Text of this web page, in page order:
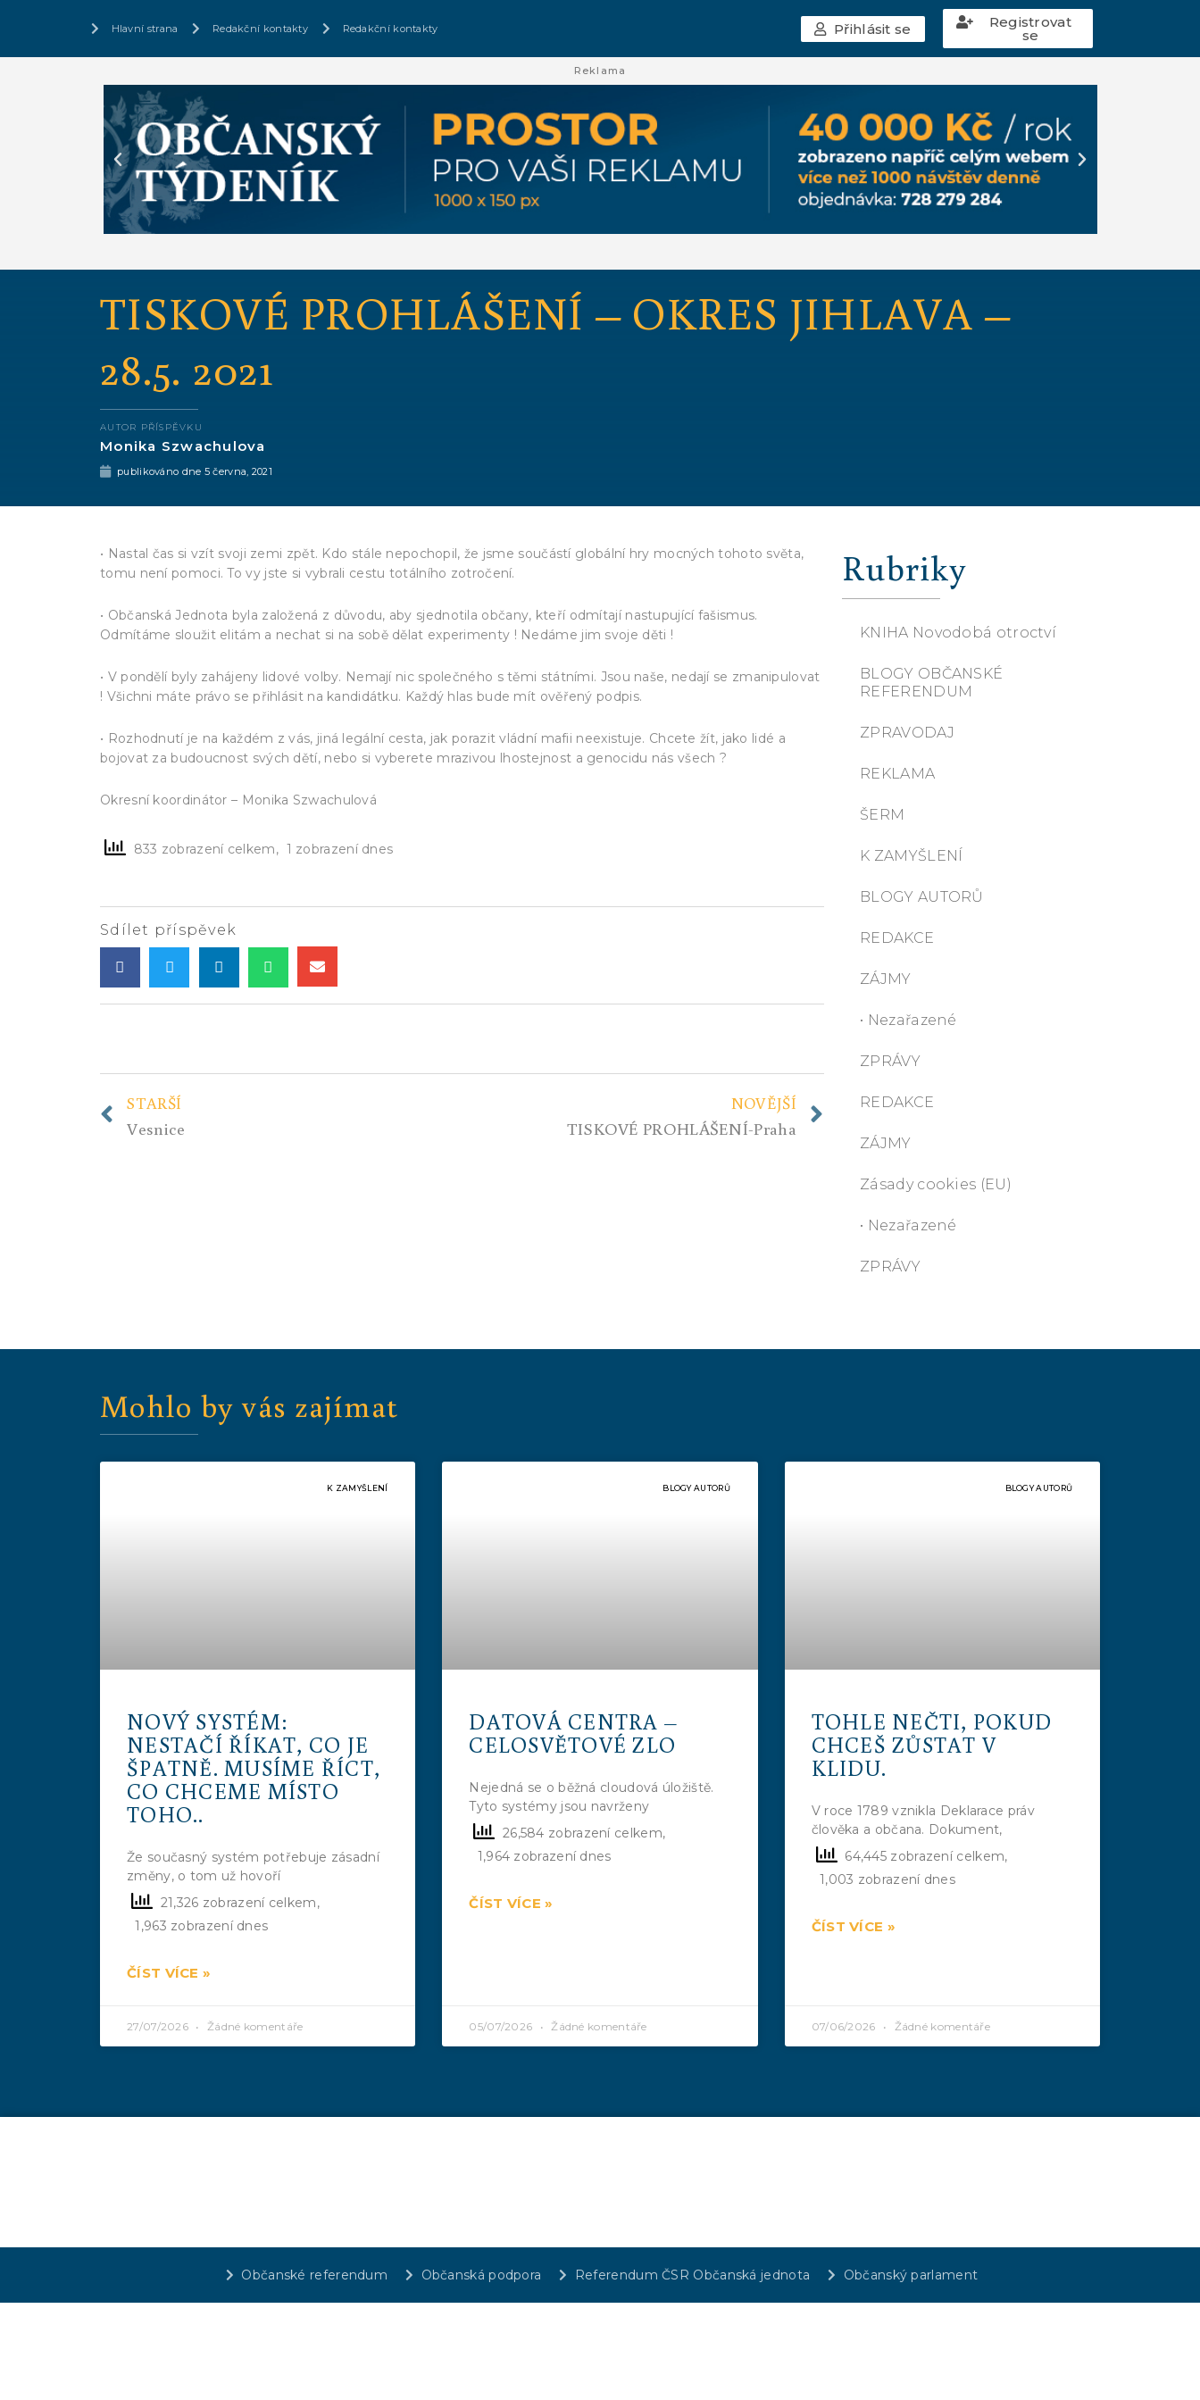
Hlavní strana Redakční kontakty Redakční kontakty Přihlásit se Registrovat
se
Reklama
TISKOVÉ PROHLÁŠENÍ – OKRES JIHLAVA –
28.5. 2021
AUTOR PŘÍSPĚVKU
Monika Szwachulova
publikováno dne 5 června, 2021
• Nastal čas si vzít svoji zemi zpět. Kdo stále nepochopil, že jsme součástí globální hry mocných tohoto světa,
tomu není pomoci. To vy jste si vybrali cestu totálního zotročení.
• Občanská Jednota byla založená z důvodu, aby sjednotila občany, kteří odmítají nastupující fašismus.
Odmítáme sloužit elitám a nechat si na sobě dělat experimenty ! Nedáme jim svoje děti !
• V pondělí byly zahájeny lidové volby. Nemají nic společného s těmi státními. Jsou naše, nedají se zmanipulovat
! Všichni máte právo se přihlásit na kandidátku. Každý hlas bude mít ověřený podpis.
• Rozhodnutí je na každém z vás, jiná legální cesta, jak porazit vládní mafii neexistuje. Chcete žít, jako lidé a
bojovat za budoucnost svých dětí, nebo si vyberete mrazivou lhostejnost a genocidu nás všech ?
Okresní koordinátor – Monika Szwachulová
833 zobrazení celkem, 1 zobrazení dnes
Sdílet příspěvek
STARŠÍ
Vesnice
NOVĚJŠÍ
TISKOVÉ PROHLÁŠENÍ-Praha
Rubriky
KNIHA Novodobá otroctví
BLOGY OBČANSKÉ
REFERENDUM
ZPRAVODAJ
REKLAMA
ŠERM
K ZAMYŠLENÍ
BLOGY AUTORŮ
REDAKCE
ZÁJMY
• Nezařazené
ZPRÁVY
REDAKCE
ZÁJMY
Zásady cookies (EU)
• Nezařazené
ZPRÁVY
Mohlo by vás zajímat
K ZAMYŠLENÍ
NOVÝ SYSTÉM:
NESTAČÍ ŘÍKAT, CO JE
ŠPATNĚ. MUSÍME ŘÍCT,
CO CHCEME MÍSTO
TOHO..
Že současný systém potřebuje zásadní
změny, o tom už hovoří
21,326 zobrazení celkem,
1,963 zobrazení dnes
ČÍST VÍCE »
27/07/2026 Žádné komentáře
BLOGY AUTORŮ
DATOVÁ CENTRA –
CELOSVĚTOVÉ ZLO
Nejedná se o běžná cloudová úložiště.
Tyto systémy jsou navrženy
26,584 zobrazení celkem,
1,964 zobrazení dnes
ČÍST VÍCE »
05/07/2026 Žádné komentáře
BLOGY AUTORŮ
TOHLE NEČTI, POKUD
CHCEŠ ZŮSTAT V
KLIDU.
V roce 1789 vznikla Deklarace práv
člověka a občana. Dokument,
64,445 zobrazení celkem,
1,003 zobrazení dnes
ČÍST VÍCE »
07/06/2026 Žádné komentáře
Občanské referendum Občanská podpora Referendum ČSR Občanská jednota Občanský parlament